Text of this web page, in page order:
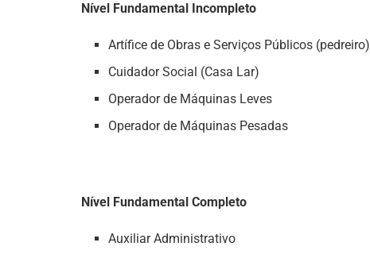
Nível Fundamental Incompleto
Artífice de Obras e Serviços Públicos (pedreiro)
Cuidador Social (Casa Lar)
Operador de Máquinas Leves
Operador de Máquinas Pesadas
Nível Fundamental Completo
Auxiliar Administrativo